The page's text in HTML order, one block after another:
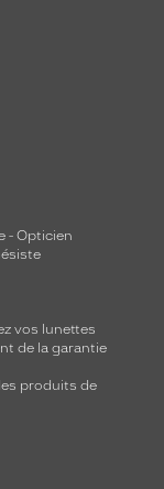
- Opticien
vos lunettes
de la garantie
produits de